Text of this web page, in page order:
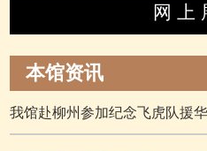
网 上
本馆资讯
我馆赴柳州参加纪念飞虎队援